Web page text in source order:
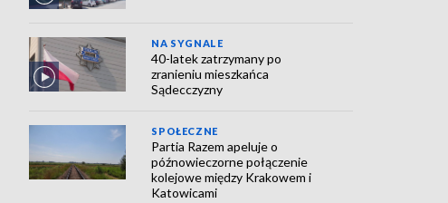
NA SYGNALE
40-latek zatrzymany po
zranieniu mieszkańca
Sądecczyzny
SPOŁECZNE
Partia Razem apeluje o
późnowieczorne połączenie
kolejowe między Krakowem i
Katowicami